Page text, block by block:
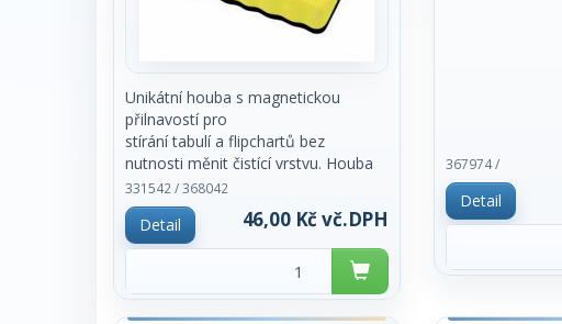
Unikátní houba s magnetickou
přilnavostí pro
stírání tabulí a flipchartů bez
nutnosti měnit čistící vrstvu. Houba
se čistí
vodou. Cena za kus.
331542 / 368042
Detail 46,00 Kč vč.DPH
367974 /
Detail